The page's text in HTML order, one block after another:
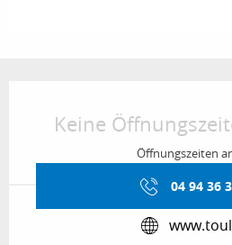
Keine
Öffnungszeiten
04 94 36